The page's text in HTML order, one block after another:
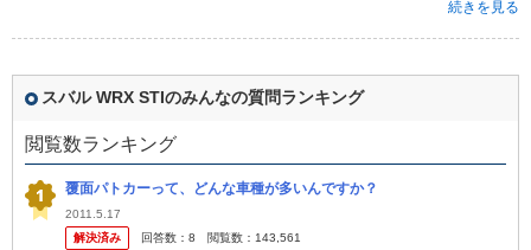
続きを見る
スバル WRX STIのみんなの質問ランキング
閲覧数ランキング
覆面パトカーって、どんな車種が多いんですか？
2011.5.17
解決済み
回答数： 8 閲覧数： 143,561